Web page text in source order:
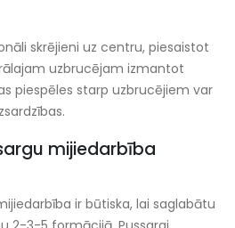
skrējieni uz centru, piesaistot
uzbrucējam izmantot
piespēles starp uzbrucējiem var
mijiedarbība
ir būtiska, lai saglabātu